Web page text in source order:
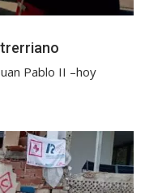
Pablo II –hoy